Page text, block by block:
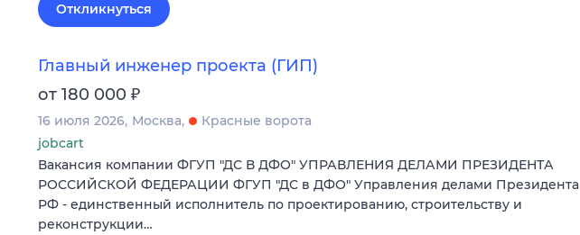
Откликнуться
Главный инженер проекта (ГИП)
от 180 000 ₽
16 июля 2026 Москва
Красные ворота
jobcart
Вакансия компании ФГУП "ДС В ДФО" УПРАВЛЕНИЯ ДЕЛАМИ ПРЕЗИДЕНТА
РОССИЙСКОЙ ФЕДЕРАЦИИ ФГУП "ДС в ДФО" Управления делами Президента
РФ - единственный исполнитель по проектированию, строительству и
реконструкции…